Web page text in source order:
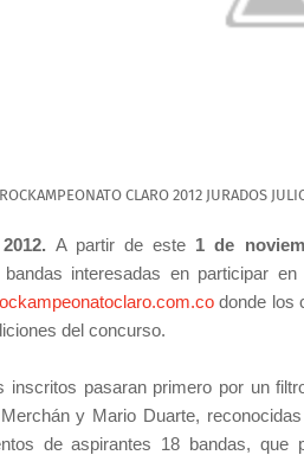
ROCKAMPEONATO CLARO 2012 JURADOS
2012.A partir de este 1 de
interesadas en participar en
donde los
del concurso.
inscritos pasaran primero por un
y Mario Duarte,
de aspirantes 18 bandas,